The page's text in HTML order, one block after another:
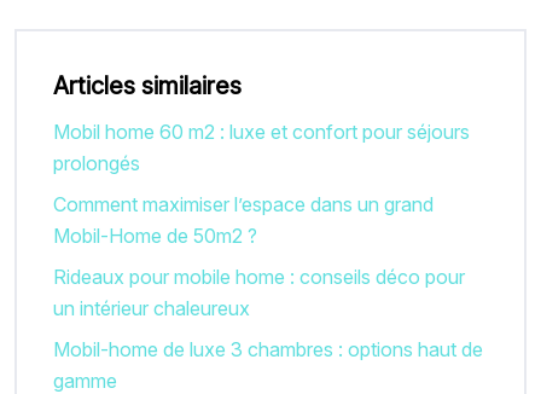
Articles similaires
Mobil home 60 m2 : luxe et confort pour séjours
prolongés
Comment maximiser l’espace dans un grand
Mobil-Home de 50m2 ?
Rideaux pour mobile home : conseils déco pour
un intérieur chaleureux
Mobil-home de luxe 3 chambres : options haut de
gamme